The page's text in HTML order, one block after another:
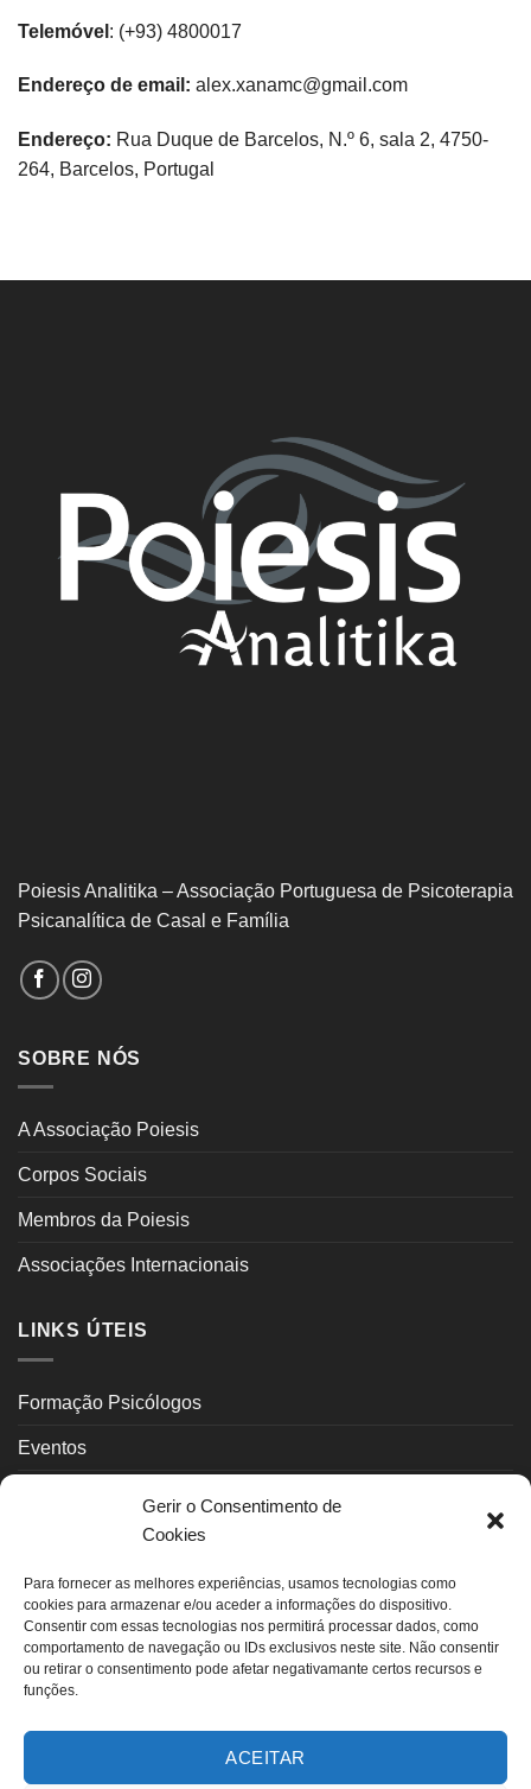
Gerir o Consentimento de
Cookies
Para fornecer as melhores experiências, usamos tecnologias como
cookies para armazenar e/ou aceder a informações do dispositivo.
Consentir com essas tecnologias nos permitirá processar dados, como
comportamento de navegação ou IDs exclusivos neste site. Não consentir
ou retirar o consentimento pode afetar negativamante certos recursos e
funções.
ACEITAR
Telemóvel : (+93) 4800017
Endereço de email: alex.xanamc@gmail.com
Endereço: Rua Duque de Barcelos, N.º 6, sala 2, 4750-
264, Barcelos, Portugal
Poiesis Analitika – Associação Portuguesa de Psicoterapia
Psicanalítica de Casal e Família
SOBRE NÓS
A Associação Poiesis
Corpos Sociais
Membros da Poiesis
Associações Internacionais
LINKS ÚTEIS
Formação Psicólogos
Eventos
INFORMAÇÃO LEGAL
Política Privacidade